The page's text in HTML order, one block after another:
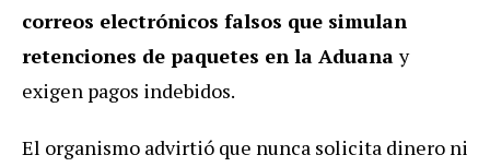
correos electrónicos falsos que simulan
retenciones de paquetes en la Aduanay
exigen pagos indebidos.
El organismo advirtió que nunca solicita dinero ni